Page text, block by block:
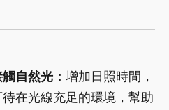
自然光： 增加日照時間，
在光線充足的環境，幫助